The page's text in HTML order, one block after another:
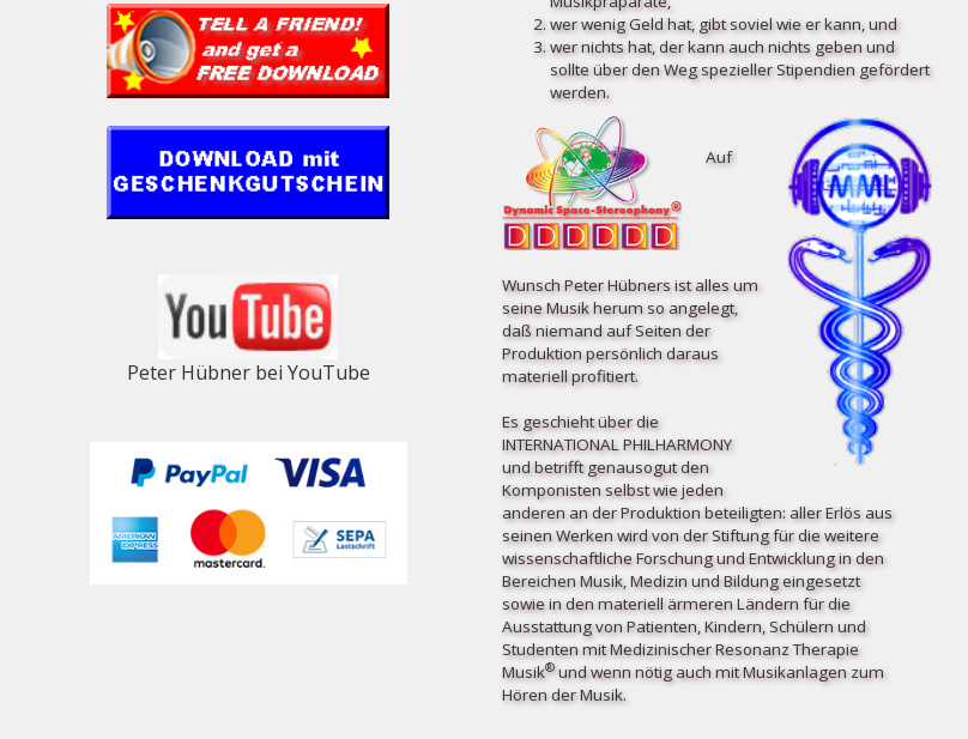
Peter Hübner bei YouTube
wer wenig Geld hat, gibt soviel wie er kann, und
wer nichts hat, der kann auch nichts geben und
sollte über den Weg spezieller Stipendien gefördert
werden.
Auf
Wunsch Peter Hübners ist alles um
seine Musik herum so angelegt,
daß niemand auf Seiten der
Produktion persönlich daraus
materiell profitiert.
Es geschieht über die
INTERNATIONAL PHILHARMONY
und betrifft ge­nau­so­gut den
Komponisten selbst wie jeden
anderen an der Produktion beteiligten: aller Erlös aus
seinen Werken wird von der Stiftung für die weitere
wissenschaftliche Forschung und Entwicklung in den
Bereichen Musik, Medizin und Bildung eingesetzt
sowie in den materiell ärmeren Ländern für die
Ausstattung von Patienten, Kindern, Schülern und
Studenten mit Medizinischer Resonanz Therapie
Musik®und wenn nötig auch mit Musikanlagen zum
Hören der Musik.